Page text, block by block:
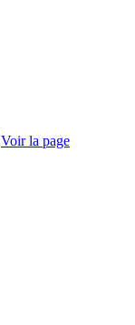
Voir la page